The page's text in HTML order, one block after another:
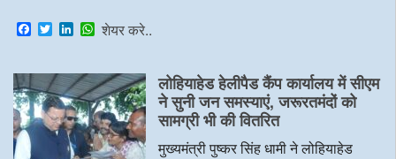
F
a
e
b
o
o
k
T
w
t
t
e
r
L
k
e
d
I
n
W
t
s
A
p
p
शेयर करे..
लोहियाहेड हेलीपैड कैंप कार्यालय में सीएम
ने सुनी जन समस्याएं, जरूरतमंदों को
सामग्री भी की वितरित
मुख्यमंत्री पुष्कर सिंह धामी ने लोहियाहेड